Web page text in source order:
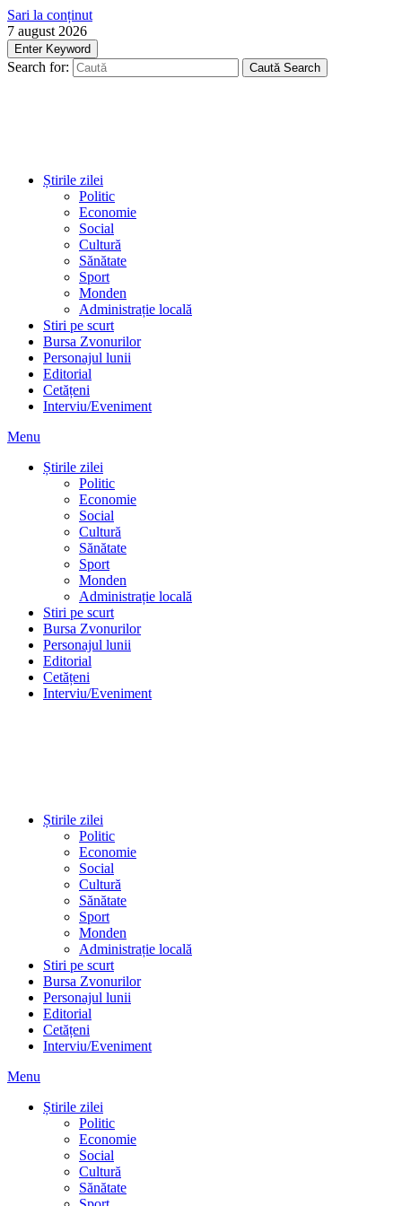
Sari la conținut
7 august 2026
Enter Keyword
Search for: Caută Search
Știrile zilei
Politic
Economie
Social
Cultură
Sănătate
Sport
Monden
Administrație locală
Stiri pe scurt
Bursa Zvonurilor
Personajul lunii
Editorial
Cetățeni
Interviu/Eveniment
Menu
Știrile zilei
Politic
Economie
Social
Cultură
Sănătate
Sport
Monden
Administrație locală
Stiri pe scurt
Bursa Zvonurilor
Personajul lunii
Editorial
Cetățeni
Interviu/Eveniment
Cultură
Sănătate
Sport
Monden
Administrație locală
Stiri pe scurt
Bursa Zvonurilor
Personajul lunii
Editorial
Cetățeni
Interviu/Eveniment
Menu
Știrile zilei
Politic
Cultură
Sănătate
Sport
Monden
Administrație locală
Stiri pe scurt
Bursa Zvonurilor